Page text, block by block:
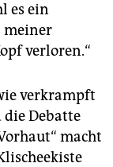
es ein
meiner
verloren.“
verkrampft
Debatte
macht